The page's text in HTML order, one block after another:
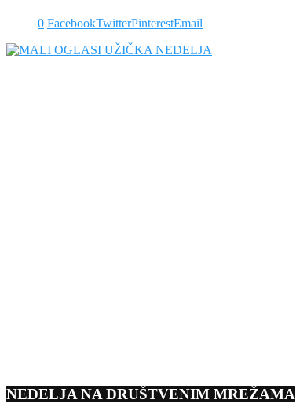
0 FacebookTwitterPinterestEmail
NEDELJA NA DRUŠTVENIM MREŽAMA